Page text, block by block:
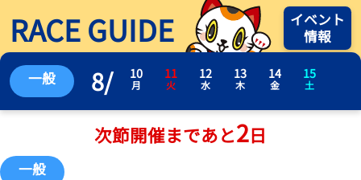
RACE GUIDE
イベント
情報
一般 8/ 10
月
11
火
12
水
13
木
14
金
15
土
次節開催まであと2日
一般